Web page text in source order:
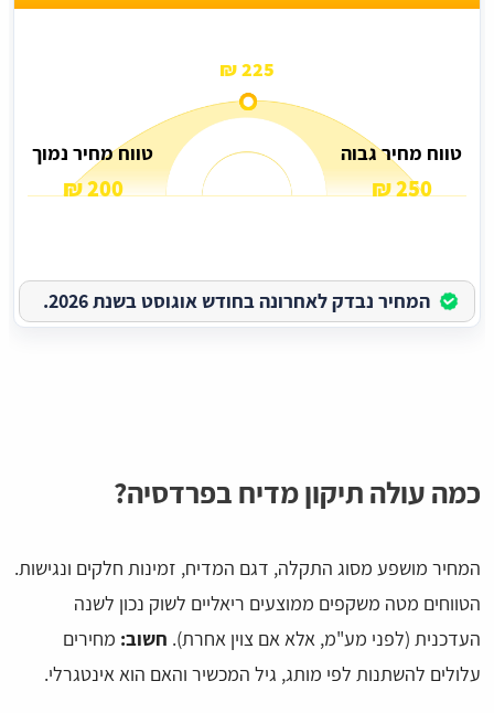
225 ₪
טווח מחיר גבוה
250 ₪
טווח מחיר נמוך
200 ₪
המחיר נבדק לאחרונה בחודש אוגוסט בשנת 2026.
כמה עולה תיקון מדיח בפרדסיה?
המחיר מושפע מסוג התקלה, דגם המדיח, זמינות חלקים ונגישות.
הטווחים מטה משקפים ממוצעים ריאליים לשוק נכון לשנה
העדכנית (לפני מע"מ, אלא אם צוין אחרת). חשוב: מחירים
עלולים להשתנות לפי מותג, גיל המכשיר והאם הוא אינטגרלי.